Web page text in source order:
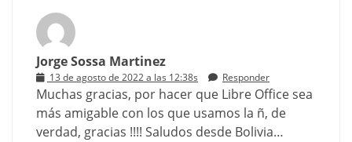
Jorge Sossa Martinez
13 de agosto de 2022 a las 12:38s Responder
Muchas gracias, por hacer que Libre Office sea
más amigable con los que usamos la ñ, de
verdad, gracias !!!! Saludos desde Bolivia…